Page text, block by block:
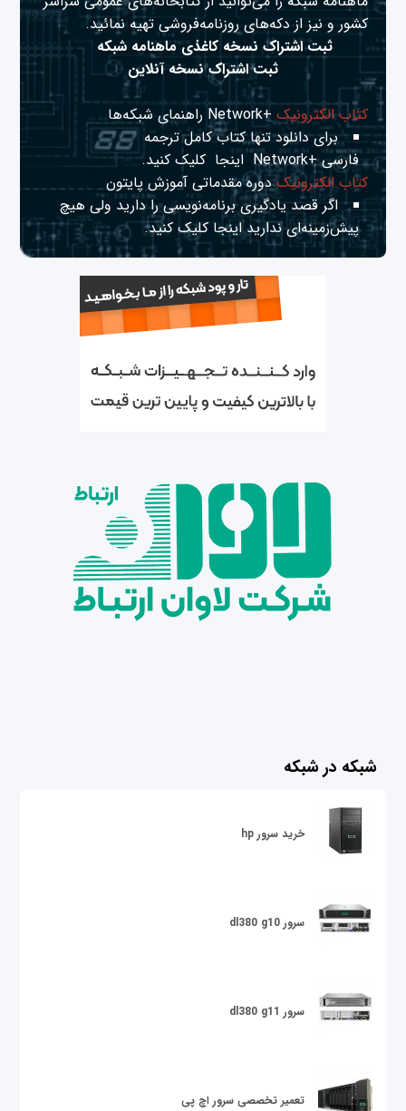
کشور و نیز از دکه‌های روزنامه‌فروشی تهیه نمائید.
ثبت اشتراک نسخه کاغذی ماهنامه شبکه
ثبت اشتراک نسخه آنلاین
کتاب الکترونیک+Network راهنمای شبکه‌ها
برای دانلود تنها کتاب کامل ترجمه
فارسی +Network
اینجا کلیک کنید.
کتاب الکترونیکدوره مقدماتی آموزش پایتون
اگر قصد یادگیری برنامه‌نویسی را دارید ولی هیچ
پیش‌زمینه‌ای نداریداینجا کلیک کنید.
شبکه در شبکه
خرید سرور hp
سرور dl380 g10
سرور dl380 g11
تعمیر تخصصی سرور اچ پی